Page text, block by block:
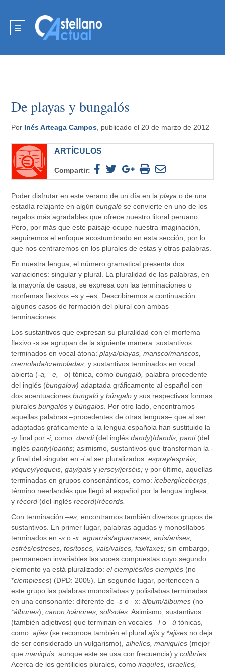
De playas y bungalós
Por Inés Arteaga Campos , publicado el 20 de marzo de 2012
ARTÍCULOS
Compartir:
Poder disfrutar en este verano de un día en laplaya o de una
estadía relajante en algúnbungalóse convierte en uno de los
regalos más agradables que ofrece nuestro litoral peruano.
Pero, por más que este paisaje ocupe nuestra imaginación,
seguiremos el enfoque acostumbrado en esta sección, por lo
que nos centraremos en los plurales de estas y otras palabras.
En nuestra lengua, el número gramatical presenta dos
variaciones: singular y plural. La pluralidad de las palabras, en
la mayoría de casos, se expresa con las terminaciones o
morfemas flexivos –s y –es Describiremos a continuación
algunos casos de formación del plural con ambas
terminaciones.
Los sustantivos que expresan su pluralidad con el morfema
flexivo -s se agrupan de la siguiente manera: sustantivos
terminados en vocal átona:playa/playas, marisco/mariscos,
cremolada/cremoladas; y sustantivos terminados en vocal
abierta (-a,–e,–o) tónica, comobungaló, palabra procedente
del inglés (bungalow) adaptada gráficamente al español con
dos acentuacionesbungalóybúngalo y sus respectivas formas
pluralesbungalós ybúngalos . Por otro lado, encontramos
aquellas palabras –procedentes de otras lenguas– que al ser
adaptadas gráficamente a la lengua española han sustituido la
-yfinal por-i,como:dandi (del inglésdandy)/dandis, panti (del
ingléspanty)/pantis; asimismo, sustantivos que transforman la-
yfinal del singular en-ial ser pluralizados:espray/espráis,
yóquey/yoqueis ,gay/gaisy jersey/jerséis;y por último, aquellas
terminadas en grupos consonánticos, como:iceberg/icebergs¸
término neerlandés que llegó al español por la lengua inglesa,
yrécord (del inglésrecord)/récords.
Con terminación –es , encontramos también diversos grupos de
sustantivos. En primer lugar, palabras agudas y monosílabos
terminados en-so-x: aguarrás/aguarrases, anís/anises,
estrés/estreses, tos/toses, vals/valses, fax/faxes;sin embargo,
permanecen invariables las voces compuestas cuyo segundo
elemento ya está pluralizado:el ciempiés/los ciempiés (no
*ciempieses) (DPD: 2005). En segundo lugar, pertenecen a
este grupo las palabras monosílabas y polisílabas terminadas
en una consonante: diferente de-so–x:álbum/álbumes (no
*álbunes),canon /cánones, sol/soles . Asimismo, sustantivos
(también adjetivos) que terminan en vocales –ío –ú tónicas,
como:ajíes (se reconoce también el pluralajísy *ajises no deja
de ser considerado un vulgarismo),alhelíes, maniquíes (mejor
quemaniquís,aunque este se usa con frecuencia) ycolibríes.
Acerca de los gentilicios plurales, comoiraquíes, israelíes,